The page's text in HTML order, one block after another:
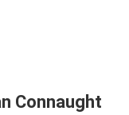
Connaught